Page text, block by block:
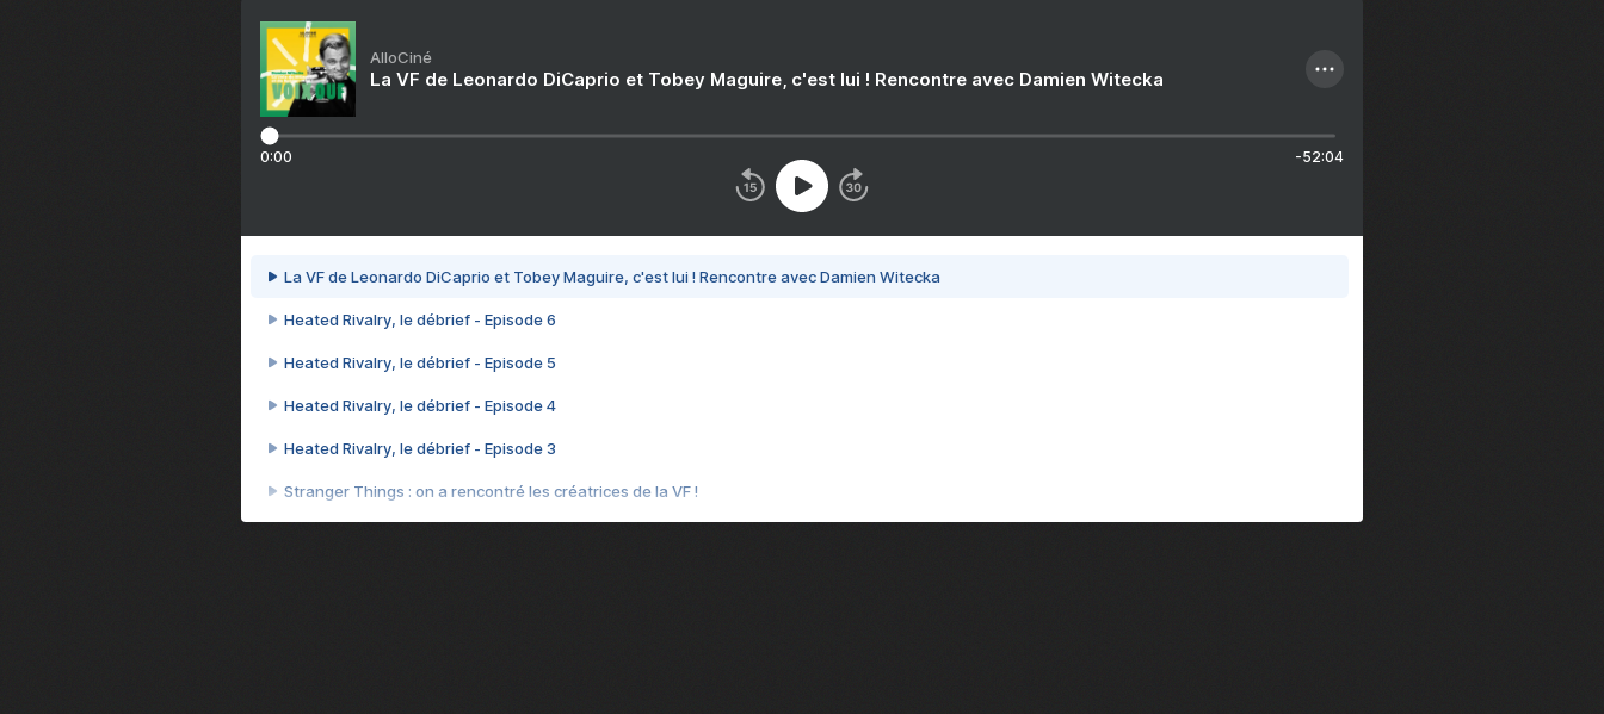
AlloCiné
La VF de Leonardo DiCaprio et Tobey Maguire, c'est lui ! Rencontre avec Damien Witecka
0:00 -52:04
La VF de Leonardo DiCaprio et Tobey Maguire, c'est lui ! Rencontre avec Damien Witecka
Heated Rivalry, le débrief - Episode 6
Heated Rivalry, le débrief - Episode 5
Heated Rivalry, le débrief - Episode 4
Heated Rivalry, le débrief - Episode 3
Stranger Things : on a rencontré les créatrices de la VF !